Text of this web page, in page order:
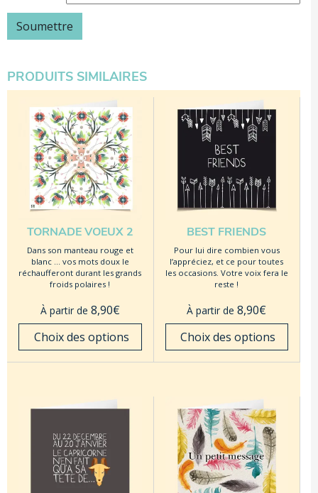
PRODUITS SIMILAIRES
TORNADE VOEUX 2
Dans son manteau rouge et
blanc … vos mots doux le
réchaufferont durant les grands
froids polaires !
À partir de 8,90€
Choix des options
BEST FRIENDS
Pour lui dire combien vous
l’appréciez, et ce pour toutes
les occasions. Votre voix fera le
reste !
À partir de8,90€
Choix des options